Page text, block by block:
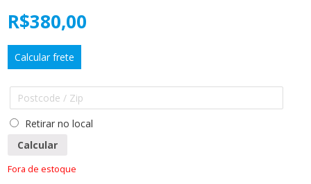
R$380,00
Calcular frete
Retirar no local
Calcular
Fora de estoque